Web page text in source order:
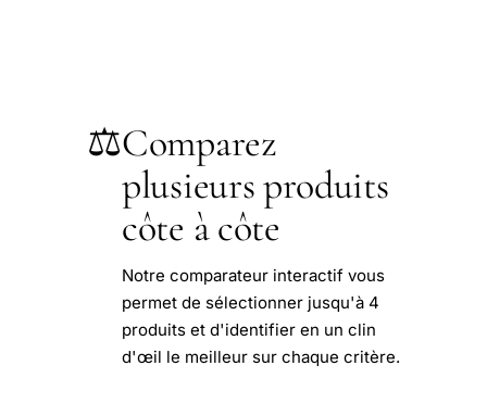
⚖️Comparez
plusieurs produits
côte à côte
Notre comparateur interactif vous
permet de sélectionner jusqu'à 4
produits et d'identifier en un clin
d'œil le meilleur sur chaque critère.